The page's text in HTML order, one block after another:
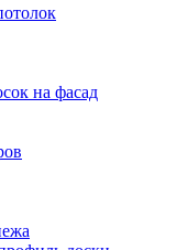
на фасад